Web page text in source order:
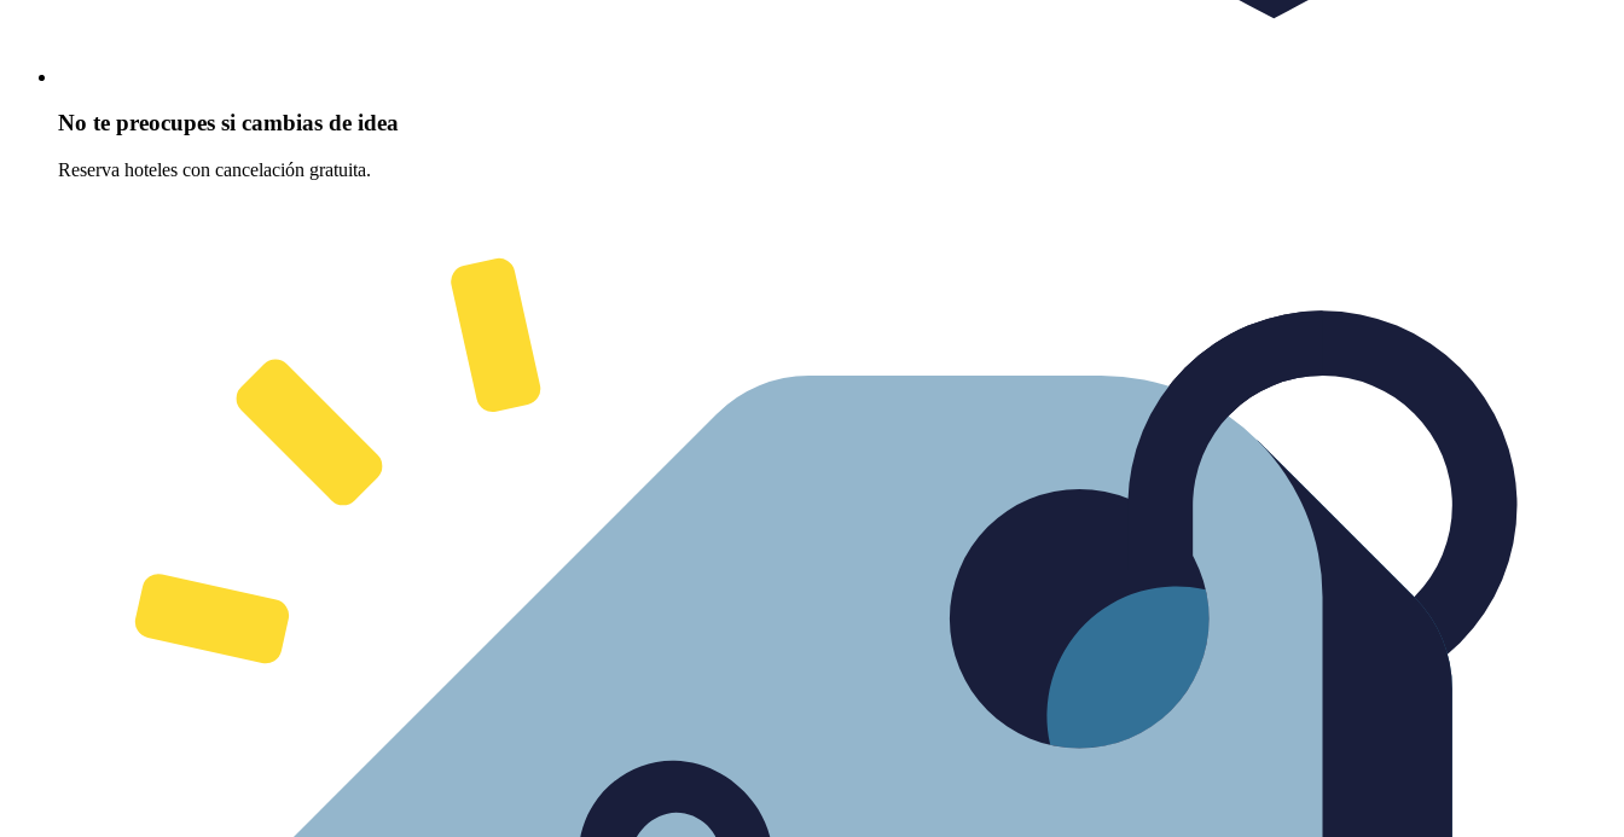
No te preocupes si cambias de idea
Reserva hoteles con cancelación gratuita.